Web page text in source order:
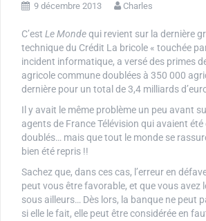
9 décembre 2013 Charles
C’est Le Mondequi revient sur la dernière
technique du Crédit La bricole « touchée
incident informatique, a versé des primes
agricole commune doublées à 350 000
dernière pour un total de 3,4 milliards
Il y avait le même problème un peu avant
agents de France Télévision qui avaient été
doublés… mais que tout le monde se
bien été repris !!
Sachez que, dans ces cas, l’erreur en
peut vous être favorable, et que vous avez
sous ailleurs… Dès lors, la banque ne peut
si elle le fait, elle peut être considérée en